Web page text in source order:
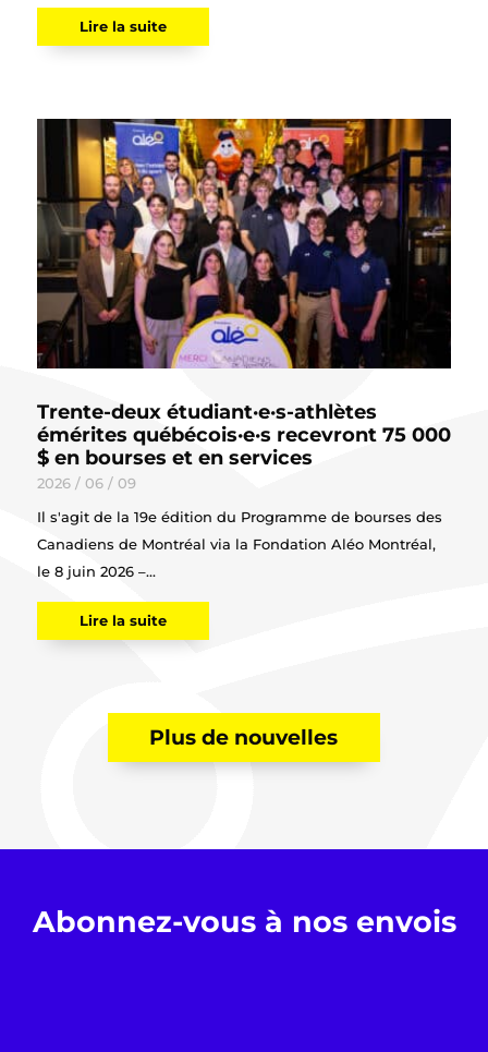
Lire la suite
Trente-deux étudiant·e·s-athlètes
émérites québécois·e·s recevront 75 000
$ en bourses et en services
2026 / 06 / 09
Il s'agit de la 19e édition du Programme de bourses des
Canadiens de Montréal via la Fondation Aléo Montréal,
le 8 juin 2026 –...
Lire la suite
Plus de nouvelles
Abonnez-vous à nos envois